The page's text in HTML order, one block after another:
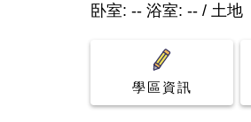
卧室: -- 浴室: -- / 土地
學區資訊